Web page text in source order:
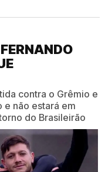
contra o Grêmio e
não estará em
do Brasileirão